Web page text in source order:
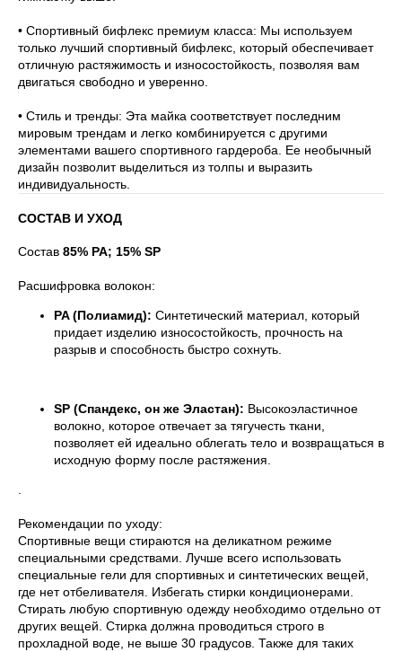
• Спортивный бифлекс премиум класса: Мы используем
только лучший спортивный бифлекс, который обеспечивает
отличную растяжимость и износостойкость, позволяя вам
двигаться свободно и уверенно.
• Стиль и тренды: Эта майка соответствует последним
мировым трендам и легко комбинируется с другими
элементами вашего спортивного гардероба. Ее необычный
дизайн позволит выделиться из толпы и выразить
индивидуальность.
СОСТАВ И УХОД
Состав 85% PA; 15% SP
Расшифровка волокон:
PA (Полиамид): Синтетический материал, который
придает изделию износостойкость, прочность на
разрыв и способность быстро сохнуть.
SP (Спандекс, он же Эластан): Высокоэластичное
волокно, которое отвечает за тягучесть ткани,
позволяет ей идеально облегать тело и возвращаться в
исходную форму после растяжения.
.
Рекомендации по уходу:
Спортивные вещи стираются на деликатном режиме
специальными средствами. Лучше всего использовать
специальные гели для спортивных и синтетических вещей,
где нет отбеливателя. Избегать стирки кондиционерами.
Стирать любую спортивную одежду необходимо отдельно от
других вещей. Стирка должна проводиться строго в
прохладной воде, не выше 30 градусов. Также для таких